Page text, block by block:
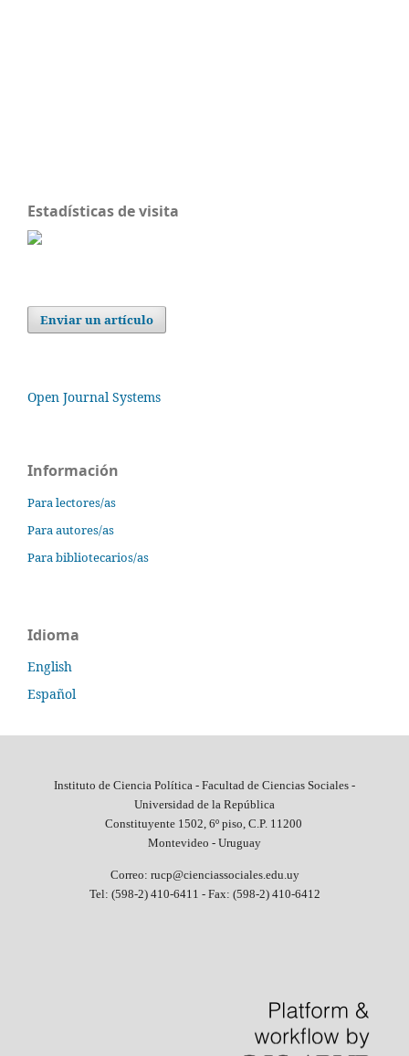
Estadísticas de visita
Enviar un artículo
Open Journal Systems
Información
Para lectores/as
Para autores/as
Para bibliotecarios/as
Idioma
English
Español
Instituto de Ciencia Política - Facultad de Ciencias Sociales -
Universidad de la República
Constituyente 1502, 6º piso, C.P. 11200
Montevideo - Uruguay
Correo: rucp@cienciassociales.edu.uy
Tel: (598-2) 410-6411 - Fax: (598-2) 410-6412